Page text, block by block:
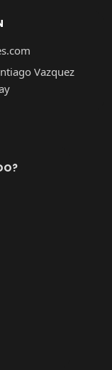
Vazquez